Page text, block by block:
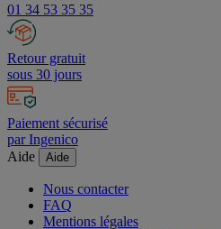
01 34 53 35 35
Retour gratuit
sous 30 jours
Paiement sécurisé
par Ingenico
Aide
Aide
Nous contacter
FAQ
Mentions légales